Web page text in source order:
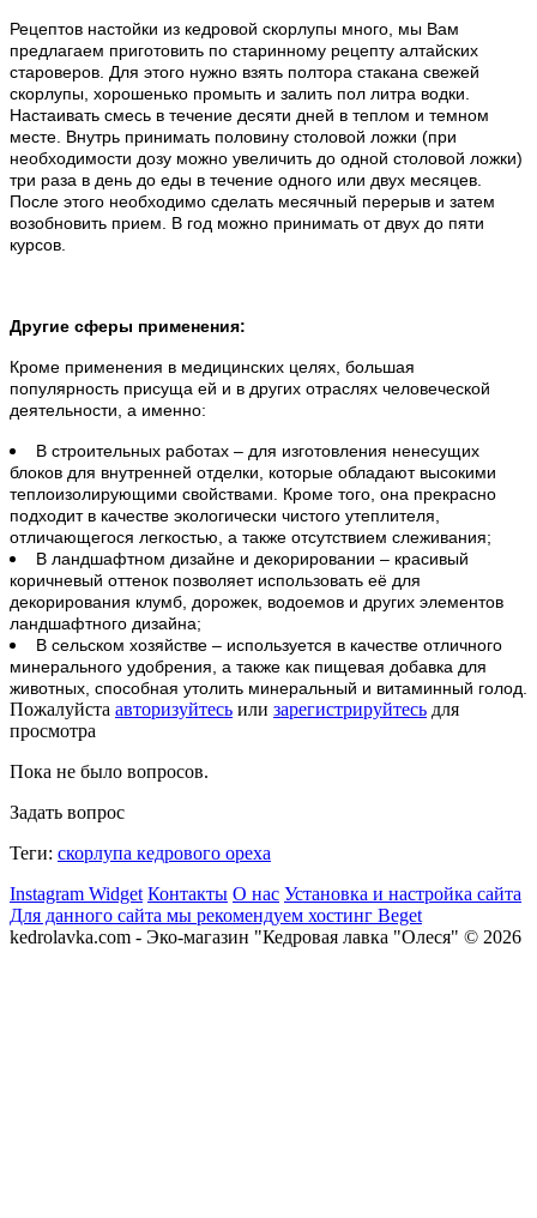
Рецептов настойки из кедровой скорлупы много, мы Вам
предлагаем приготовить по старинному рецепту алтайских
староверов. Для этого нужно взять полтора стакана свежей
скорлупы, хорошенько промыть и залить пол литра водки.
Настаивать смесь в течение десяти дней в теплом и темном
месте. Внутрь принимать половину столовой ложки (при
необходимости дозу можно увеличить до одной столовой ложки)
три раза в день до еды в течение одного или двух месяцев.
После этого необходимо сделать месячный перерыв и затем
возобновить прием. В год можно принимать от двух до пяти
курсов.
Другие сферы применения:
Кроме применения в медицинских целях, большая
популярность присуща ей и в других отраслях человеческой
деятельности, а именно:
В строительных работах – для изготовления ненесущих
блоков для внутренней отделки, которые обладают высокими
теплоизолирующими свойствами. Кроме того, она прекрасно
подходит в качестве экологически чистого утеплителя,
отличающегося легкостью, а также отсутствием слеживания;
В ландшафтном дизайне и декорировании – красивый
коричневый оттенок позволяет использовать её для
декорирования клумб, дорожек, водоемов и других элементов
ландшафтного дизайна;
В сельском хозяйстве – используется в качестве отличного
минерального удобрения, а также как пищевая добавка для
животных, способная утолить минеральный и витаминный голод.
Пожалуйста авторизуйтесь или зарегистрируйтесь для
просмотра
Пока не было вопросов.
Задать вопрос
Теги: скорлупа кедрового ореха
Instagram Widget Контакты О нас Установка и настройка сайта
Для данного сайта мы рекомендуем хостинг Beget
kedrolavka.com - Эко-магазин "Кедровая лавка "Олеся" © 2026